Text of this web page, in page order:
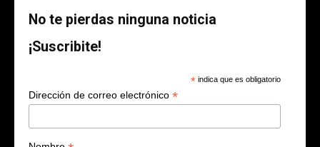
Valor Ambiental
No te pierdas ninguna noticia
¡Suscribite!